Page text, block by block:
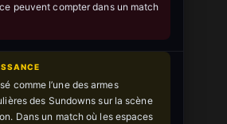
peuvent compter dans un match
comme l’une des armes
des Sundowns sur la scène
Dans un match où les espaces